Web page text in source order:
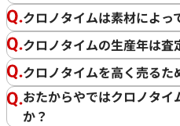
クロノタイムは素材によっ
クロノタイムの生産年は査
クロノタイムを高く売るた
おたからやではクロノタ
か？